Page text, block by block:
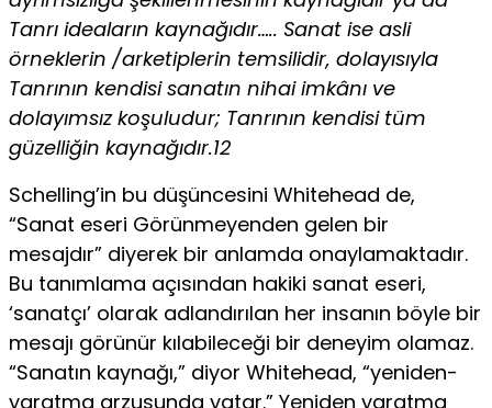
Tanrı ideaların kaynağıdır….. Sanat ise asli
örneklerin /arketiplerin temsilidir, dolayısıyla
Tanrının kendisi sanatın nihai imkânı ve
dolayımsız koşuludur; Tanrının kendisi tüm
güzelliğin kaynağıdır.12
Schelling’in bu düşüncesini Whitehead de,
“Sanat eseri Görünmeyenden gelen bir
mesajdır” diyerek bir anlamda onaylamaktadır.
Bu tanımlama açısından hakiki sanat eseri,
‘sanatçı’ olarak adlandırılan her insanın böyle bir
mesajı görünür kılabi­leceği bir deneyim olamaz.
“Sanatın kaynağı,” diyor Whitehead, “yeniden-
yaratma arzusunda yatar.” Yeniden yaratma